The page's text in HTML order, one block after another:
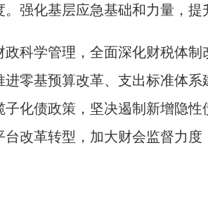
。强化基层应急基础和力量，
学管理，全面深化财税体制
进零基预算改革、支出标准体
子化债政策，坚决遏制新增隐
台改革转型，加大财会监督力